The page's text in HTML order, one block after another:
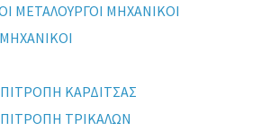
ΜΕΤΑΛΟΥΡΓΟΙ ΜΗΧΑΝΙΚΟΙ
ΚΑΡΔΙΤΣΑΣ
ΤΡΙΚΑΛΩΝ